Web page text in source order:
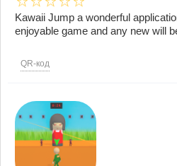
Kawaii Jump a wonderful
enjoyable game and any new will
QR-код